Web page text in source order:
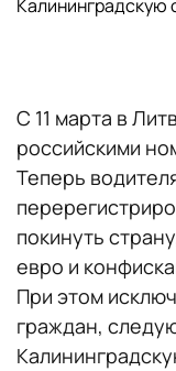
Калининградскую
С 11 марта в
российскими
Теперь
покинуть
евро и
При этом
граждан,